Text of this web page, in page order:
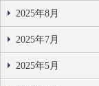
2025年8月
2025年7月
2025年5月